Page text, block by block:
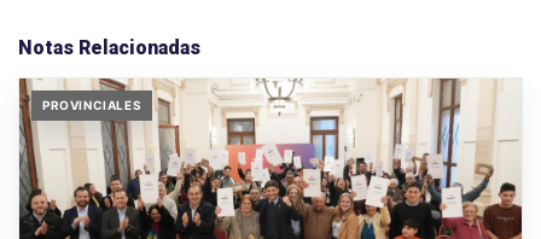
Notas Relacionadas
PROVINCIALES